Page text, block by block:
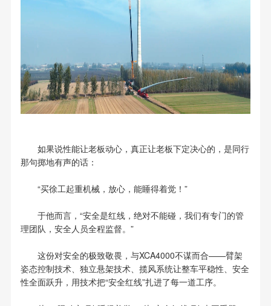
如果说性能让老板动心，真正让老板下定决心的，是同行
那句掷地有声的话：
“买徐工起重机械，放心，能睡得着觉！”
于他而言，“安全是红线，绝对不能碰，我们有专门的管
理团队，安全人员全程监督。”
这份对安全的极致敬畏，与XCA4000不谋而合——臂架
姿态控制技术、独立悬架技术、揽风系统让整车平稳性、安全
性全面跃升，用技术把“安全红线”扎进了每一道工序。